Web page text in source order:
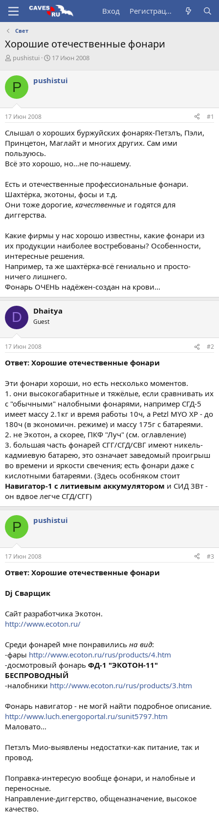
Вход Регистрация
Свет
Хорошие отечественные фонари
А
т
о
р
т
е
м
pushistui
Д
а
ч
а
17 Июн 2008
P pushistui
17 Июн 2008 #1
Слышал о хороших буржуйских фонарях-Петзлъ, Пэли,
Принцетон, Маглайт и многих других. Сам ими
пользуюсь.
Всё это хорошо, но...не по-нашему.
Есть и отечественные профессиональные фонари.
Шахтёрка, экотоны, фосы и т.д.
Они тоже дорогие, качественные и годятся для
диггерства.
Какие фирмы у нас хорошо известны, какие фонари из
их продукции наиболее востребованы? Особенности,
интересные решения.
Например, та же шахтёрка-всё гениально и просто-
ничего лишнего.
Фонарь ОЧЕНЬ надёжен-создан на крови...
D Dhaitya
Guest
17 Июн 2008 #2
Ответ: Хорошие отечественные фонари
Эти фонари хороши, но есть несколько моментов.
1. они высокогабаритные и тяжёлые, если сравнивать их
с "обычными" налобными фонарями, например СГД-5
имеет массу 2.1кг и время работы 10ч, а Petzl MYO XP - до
180ч (в экономичн. режиме) и массу 175г с батареями.
2. не Экотон, а скорее, ПКФ "Луч" (см. оглавление)
3. большая часть фонарей СГГ/СГД/СВГ имеют никель-
кадмиевую батарею, это означает заведомый проигрыш
во времени и яркости свечения; есть фонари даже с
кислотными батареями. (Здесь особняком стоит
Навигатор-1 с литиевым аккумулятором и СИД 3Вт -
он вдвое легче СГД/СГГ)
P pushistui
17 Июн 2008 #3
Ответ: Хорошие отечественные фонари
Dj Сварщик
Сайт разработчика Экотон.
http://www.ecoton.ru/
Среди фонарей мне понравились на вид:
-фары http://www.ecoton.ru/rus/products/4.htm
-досмотровый фонарь ФД-1 "ЭКОТОН-11"
БЕСПРОВОДНЫЙ
-налобники http://www.ecoton.ru/rus/products/3.htm
Фонарь навигатор - не могй найти подробное описание.
http://www.luch.energoportal.ru/sunit5797.htm
Маловато...
Петзлъ Мио-выявлены недостатки-как питание, так и
провод.
Поправка-интересую вообще фонари, и налобные и
переносные.
Направление-диггерство, общеназначение, высокое
качество.